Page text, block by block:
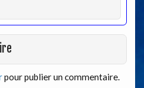
pour publier un commentaire.